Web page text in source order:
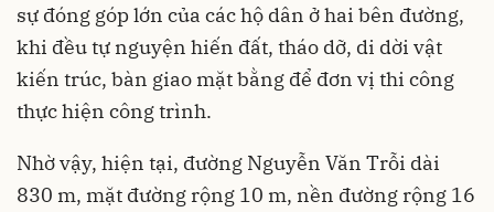
sự đóng góp lớn của các hộ dân ở hai bên đường,
khi đều tự nguyện hiến đất, tháo dỡ, di dời vật
kiến trúc, bàn giao mặt bằng để đơn vị thi công
thực hiện công trình.
Nhờ vậy, hiện tại, đường Nguyễn Văn Trỗi dài
830 m, mặt đường rộng 10 m, nền đường rộng 16